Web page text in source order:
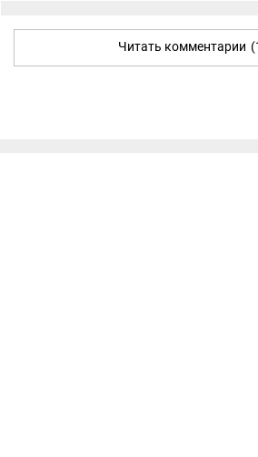
Читать комментарии